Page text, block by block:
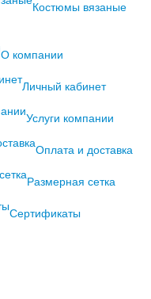
Костюмы вязаные
О компании
Личный кабинет
Услуги компании
Оплата и доставка
Размерная сетка
Сертификаты